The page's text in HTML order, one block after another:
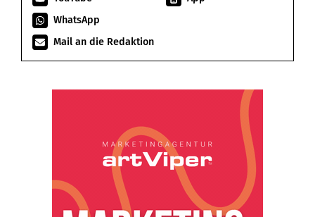
WhatsApp
Mail an die Redaktion